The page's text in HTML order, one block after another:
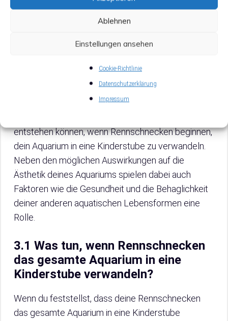
Ablehnen
Einstellungen ansehen
Cookie-Richtlinie
Datenschutzerklärung
Impressum
Bevor wir in die Einzelheiten zur Identifizierung und
Entfernung von Rennschnecken Eiern eintauchen,
sollten wir oftmals vorkommende Probleme und
entstehen können, wenn Rennschnecken beginnen,
dein Aquarium in eine Kinderstube zu verwandeln.
Neben den möglichen Auswirkungen auf die
Ästhetik deines Aquariums spielen dabei auch
Faktoren wie die Gesundheit und die Behaglichkeit
deiner anderen aquatischen Lebensformen eine
Rolle.
3.1 Was tun, wenn Rennschnecken
das gesamte Aquarium in eine
Kinderstube verwandeln?
Wenn du feststellst, dass deine Rennschnecken
das gesamte Aquarium in eine Kinderstube